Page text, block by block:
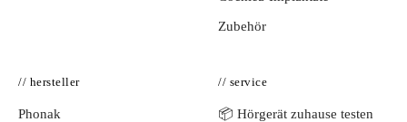
Zubehör
// hersteller
Phonak
// service
📦 Hörgerät zuhause testen